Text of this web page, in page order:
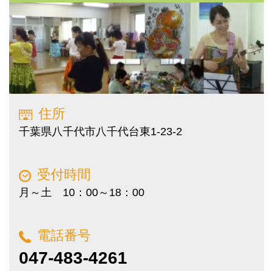
住所
千葉県八千代市八千代台東1-23-2
受付時間
月～土 10：00～18：00
電話番号
047-483-4261